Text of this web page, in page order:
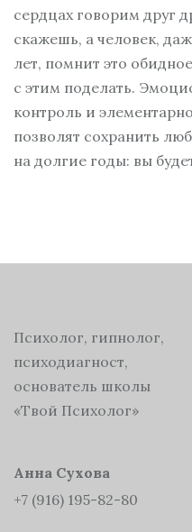
сердцах говорим друг
скажешь, а человек,
лет, помнит это
с этим поделать.
контроль и
позволят сохранить
на долгие годы: вы
Психолог, гипнолог,
психодиагност,
основатель школы
«Твой Психолог»
Анна Сухова
+7 (916) 195-82-80